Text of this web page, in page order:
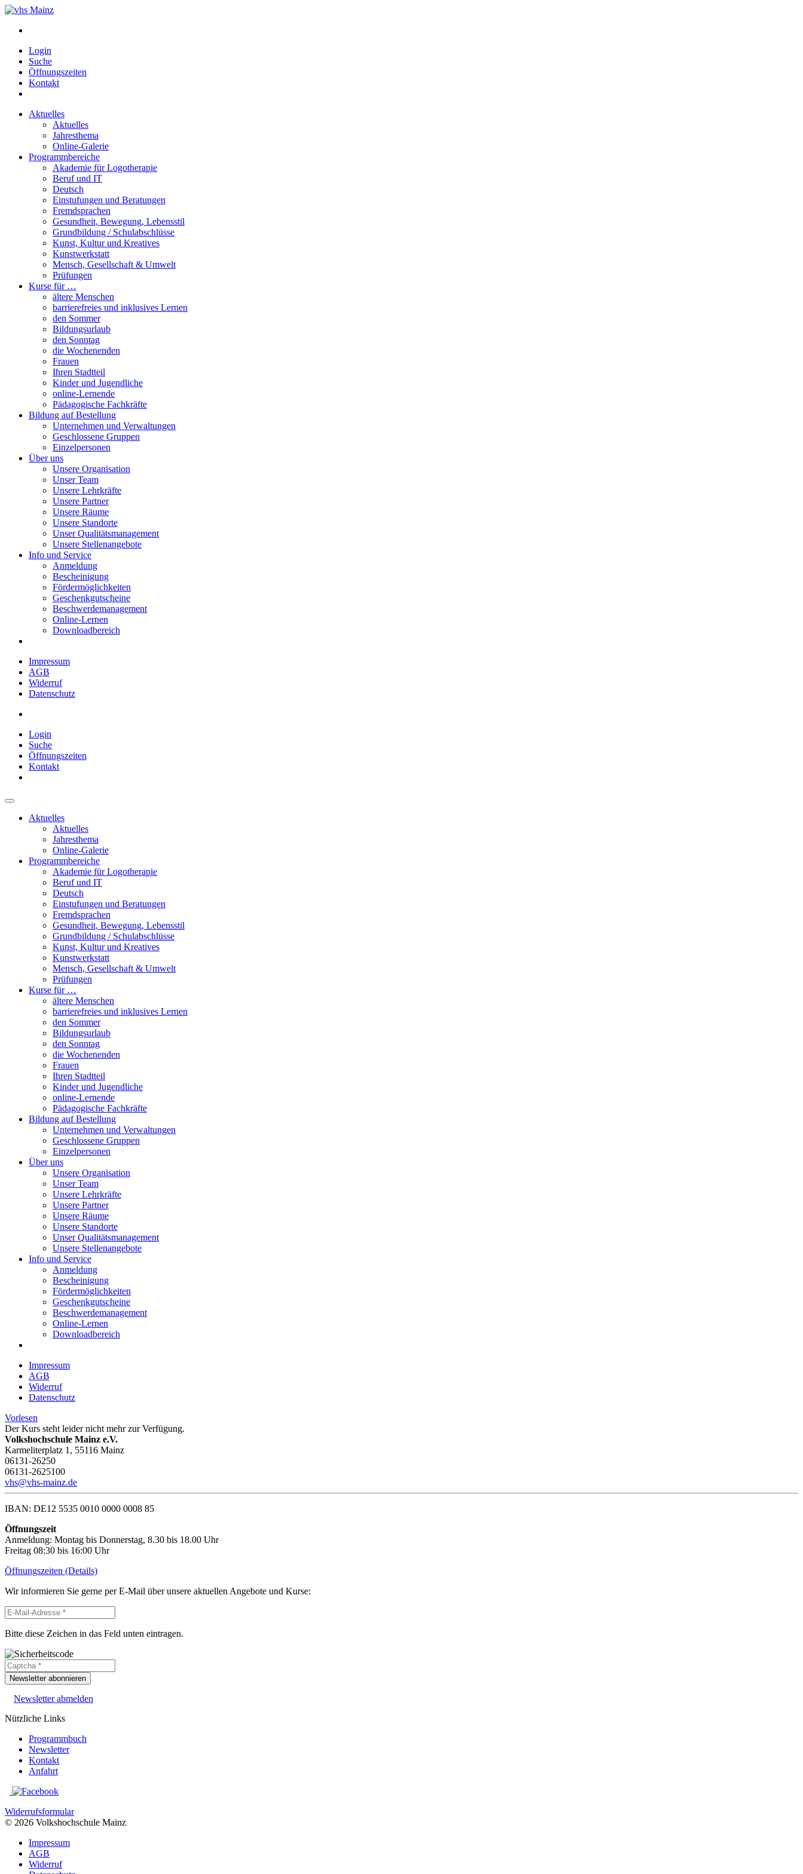
Login
Suche
Öffnungszeiten
Kontakt
Aktuelles
Aktuelles
Jahresthema
Online-Galerie
Programmbereiche
Akademie für Logotherapie
Beruf und IT
Deutsch
Einstufungen und Beratungen
Fremdsprachen
Gesundheit, Bewegung, Lebensstil
Grundbildung / Schulabschlüsse
Kunst, Kultur und Kreatives
Kunstwerkstatt
Mensch, Gesellschaft & Umwelt
Prüfungen
Kurse für …
ältere Menschen
barrierefreies und inklusives Lernen
den Sommer
Bildungsurlaub
den Sonntag
die Wochenenden
Frauen
Ihren Stadtteil
Kinder und Jugendliche
online-Lernende
Pädagogische Fachkräfte
Bildung auf Bestellung
Unternehmen und Verwaltungen
Geschlossene Gruppen
Einzelpersonen
Über uns
Unsere Organisation
Unser Team
Unsere Lehrkräfte
Unsere Partner
Unsere Räume
Unsere Standorte
Unser Qualitätsmanagement
Unsere Stellenangebote
Info und Service
Anmeldung
Bescheinigung
Fördermöglichkeiten
Geschenkgutscheine
Beschwerdemanagement
Online-Lernen
Downloadbereich
Impressum
AGB
Widerruf
Datenschutz
Login
Suche
Öffnungszeiten
Kontakt
Aktuelles
Aktuelles
Jahresthema
Online-Galerie
Programmbereiche
Akademie für Logotherapie
Beruf und IT
Deutsch
Einstufungen und Beratungen
Fremdsprachen
Gesundheit, Bewegung, Lebensstil
Grundbildung / Schulabschlüsse
Kunst, Kultur und Kreatives
Kunstwerkstatt
Mensch, Gesellschaft & Umwelt
Prüfungen
Kurse für …
ältere Menschen
barrierefreies und inklusives Lernen
den Sommer
Bildungsurlaub
den Sonntag
die Wochenenden
Frauen
Ihren Stadtteil
Kinder und Jugendliche
online-Lernende
Pädagogische Fachkräfte
Bildung auf Bestellung
Unternehmen und Verwaltungen
Geschlossene Gruppen
Einzelpersonen
Über uns
Unsere Organisation
Unser Team
Unsere Lehrkräfte
Unsere Partner
Unsere Räume
Unsere Standorte
Unser Qualitätsmanagement
Unsere Stellenangebote
Info und Service
Anmeldung
Bescheinigung
Fördermöglichkeiten
Geschenkgutscheine
Beschwerdemanagement
Online-Lernen
Downloadbereich
Impressum
AGB
Widerruf
Datenschutz
Vorlesen
Der Kurs steht leider nicht mehr zur Verfügung.
Volkshochschule Mainz e.V.
Karmeliterplatz 1, 55116 Mainz
06131-26250
06131-2625100
vhs@vhs-mainz.de
IBAN: DE12 5535 0010 0000 0008 85
Öffnungszeit
Anmeldung: Montag bis Donnerstag, 8.30 bis 18.00 Uhr
Freitag 08:30 bis 16:00 Uhr
Öffnungszeiten (Details)
Wir informieren Sie gerne per E-Mail über unsere aktuellen Angebote und Kurse:
Bitte diese Zeichen in das Feld unten eintragen.
Newsletter abonnieren
Newsletter abmelden
Nützliche Links
Programmbuch
Newsletter
Kontakt
Anfahrt
Widerrufsformular
© 2026 Volkshochschule Mainz
Impressum
AGB
Widerruf